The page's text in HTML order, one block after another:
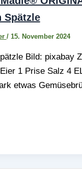
Spätzle
/ 15. November 2024
Bild: pixabay
1 Prise Salz 4
etwas